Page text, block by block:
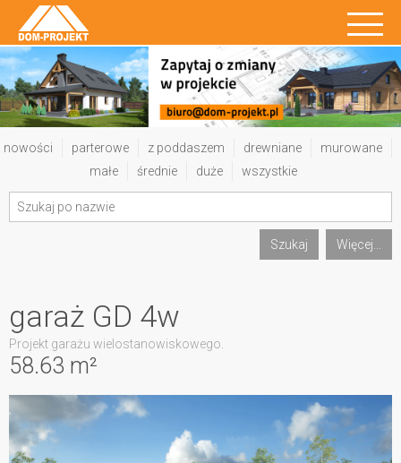
nowości parterowe z poddaszem drewniane
murowane
małe
średnie duże wszystkie
Szukaj Więcej...
58.63 m²
garaż GD 4w
Projekt garażu wielostanowiskowego.